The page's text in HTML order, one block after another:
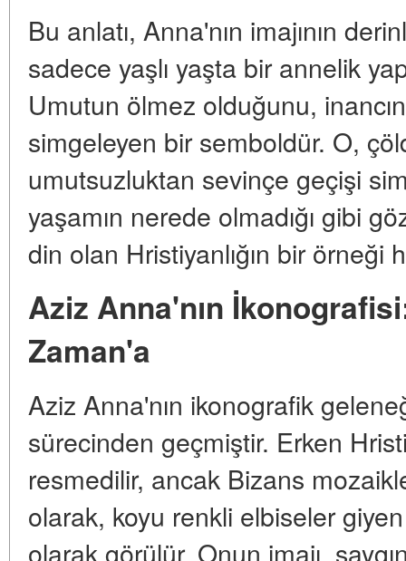
Bu anlatı, Anna'nın imajının
sadece yaşlı yaşta bir annelik
Umutun ölmez olduğunu,
simgeleyen bir semboldür. O,
umutsuzluktan sevinçe geçişi
yaşamın nerede olmadığı gibi
din olan Hristiyanlığın bir örneği
Aziz Anna'nın
Zaman'a
Aziz Anna'nın ikonografik
sürecinden geçmiştir. Erken
resmedilir, ancak Bizans
olarak, koyu renkli elbiseler
olarak görülür. Onun imajı,